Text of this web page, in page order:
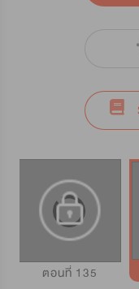
ตอนที่ 135